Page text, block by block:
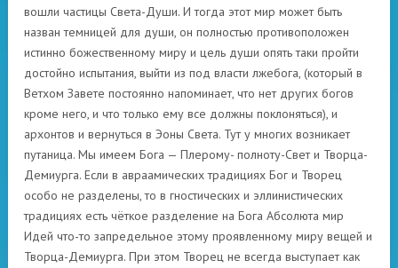
вошли частицы Света-Души. И тогда этот мир может быть
назван темницей для души, он полностью противоположен
истинно божественному миру и цель души опять таки пройти
достойно испытания, выйти из под власти лжебога, (который в
Ветхом Завете постоянно напоминает, что нет других богов
кроме него, и что только ему все должны поклоняться), и
архонтов и вернуться в Эоны Света. Тут у многих возникает
путаница. Мы имеем Бога — Плерому- полноту-Свет и Творца-
Демиурга. Если в авраамических традициях Бог и Творец
особо не разделены, то в гностических и эллинистических
традициях есть чёткое разделение на Бога Абсолюта мир
Идей что-то запредельное этому проявленному миру вещей и
Творца-Демиурга. При этом Творец не всегда выступает как